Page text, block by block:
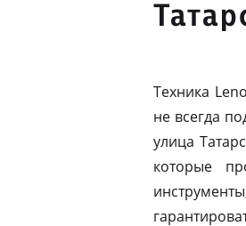
Техника
не всегда
улица
которые